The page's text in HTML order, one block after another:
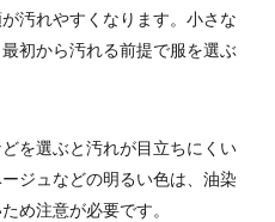
汚れやすくなります。小さな
初から汚れる前提で服を選ぶ
を選ぶと汚れが目立ちにくい
ジュなどの明るい色は、油染
め注意が必要です。